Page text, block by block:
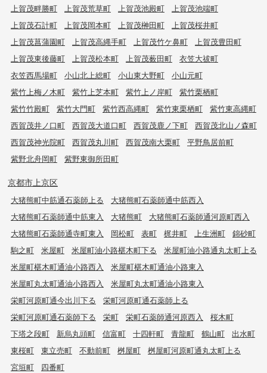
上賀茂畔勝町
上賀茂荒草町 上賀茂池殿町
上賀茂池端町
上賀茂石計町
上賀茂岡本町 上賀茂榊田町
上賀茂桜井町
上賀茂菖蒲園町
上賀茂高縄手町 上賀茂竹ケ鼻町
上賀茂豊田町
上賀茂東後藤町
上賀茂松本町 上賀茂薮田町
衣笠大祓町
衣笠西馬場町
小山北上総町 小山東大野町
小山元町
紫竹上梅ノ木町
紫竹上芝本町 紫竹上ノ岸町
紫竹栗栖町
紫竹竹殿町
紫竹大門町 紫竹西高縄町 紫竹東栗栖町
紫竹東高縄町
西賀茂井ノ口町
西賀茂大道口町 西賀茂鹿ノ下町
西賀茂北山ノ森町
西賀茂神光院町
西賀茂丸川町 西賀茂南大栗町
平野鳥居前町
紫野北舟岡町
紫野東御所田町
京都市上京区
大猪熊町中筋通石薬師上る
大猪熊町石薬師通中筋西入
大猪熊町石薬師通中筋東入
大猪熊町
大猪熊町石薬師通河原町西入
大猪熊町石薬師通寺町東入
岡松町 表町 梶井町 上生洲町
錦砂町
駒之町
米屋町 米屋町油小路椹木町下る
米屋町油小路通丸太町上る
米屋町椹木町通油小路西入
米屋町椹木町通油小路東入
米屋町丸太町通油小路西入
米屋町丸太町通油小路東入
栄町河原町通今出川下る
栄町河原町通石薬師上る
栄町河原町通石薬師下る
栄町 栄町石薬師通河原西入
桜木町
下塔之段町
新烏丸頭町 信富町 十四軒町 青龍町 鶴山町
出水町
東桜町
東立売町 不動前町 桝屋町
桝屋町河原町通丸太町上る
宮垣町
四番町